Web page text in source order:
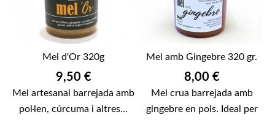
Mel d'Or 320g
Preu
9,50 €
Mel artesanal barrejada amb
pol·len, cúrcuma i altres...
Mel amb Gingebre 320 gr.
Preu
8,00 €
Mel crua barrejada amb
gingebre en pols. Ideal per